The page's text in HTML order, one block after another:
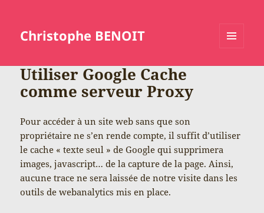
Christophe BENOIT
Utiliser Google Cache
comme serveur Proxy
Pour accéder à un site web sans que son
propriétaire ne s’en rende compte, il suffit d’utiliser
le cache « texte seul » de Google qui supprimera
images, javascript… de la capture de la page. Ainsi,
aucune trace ne sera laissée de notre visite dans les
outils de webanalytics mis en place.